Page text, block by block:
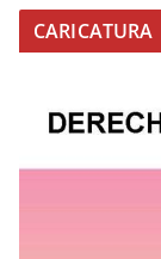
CARICATURA